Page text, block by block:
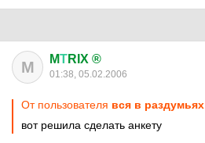
M MТRIX ®
01:38, 05.02.2006
От пользователя вся в раздумьях
вот решила сделать анкету